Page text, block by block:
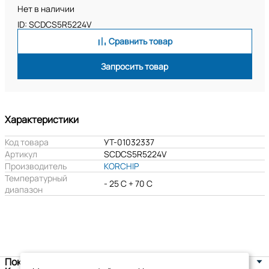
Нет в наличии
ID: SCDCS5R5224V
Сравнить товар
Запросить товар
Характеристики
Код товара
УТ-01032337
Артикул
SCDCS5R5224V
Производитель
KORCHIP
Температурный
диапазон
- 25 C + 70 C
Покупателям